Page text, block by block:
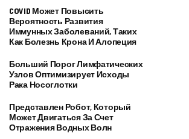
Метод
Все
14.04.2024
COVID Может Повысить
Вероятность Развития
Иммунных Заболеваний, Таких
Как Болезнь Крона И Алопеция
Больший Порог Лимфатических
Узлов Оптимизирует Исходы
Рака Носоглотки
Представлен Робот, Который
Может Двигаться За Счет
Отражения Водных Волн